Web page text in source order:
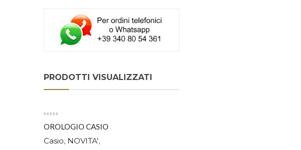
PRODOTTI VISUALIZZATI
OROLOGIO CASIO
PRO TREK PRG-69-
Casio, NOVITA',